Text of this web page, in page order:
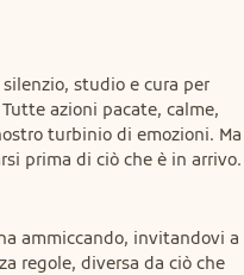
studio e cura per
azioni pacate, calme,
turbinio di emozioni. Ma
prima di ciò che è in arrivo.
ammiccando, invitandovi a
regole, diversa da ciò che